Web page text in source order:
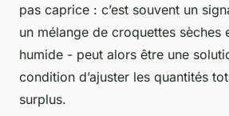
pas caprice : c’est souvent un
un mélange de croquettes sèches
humide - peut alors être une
condition d’ajuster les quantités
surplus.